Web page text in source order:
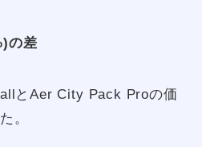
の差
とAer City Pack Proの価
。